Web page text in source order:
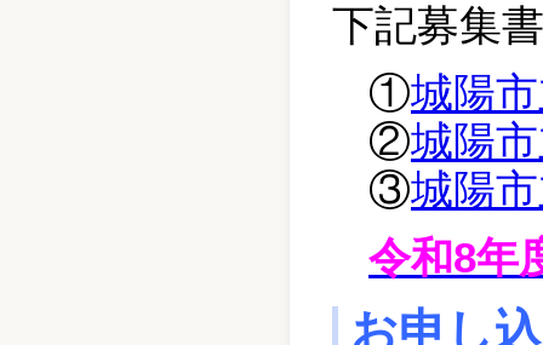
下記募集
①城陽
②城陽
③城陽
令和8年
お申し